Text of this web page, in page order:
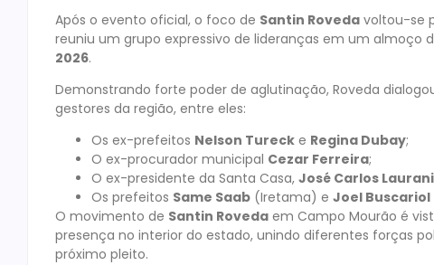
Após o evento oficial, o foco de Santin Roveda voltou-se
reuniu um grupo expressivo de lideranças em um almoço
2026.
Demonstrando forte poder de aglutinação, Roveda
gestores da região, entre eles:
Os ex-prefeitos Nelson Tureck e Regina Dubay;
O ex-procurador municipal Cezar Ferreira;
O ex-presidente da Santa Casa, José Carlos Laurani
Os prefeitos Same Saab (Iretama) e Joel Buscariol
O movimento de Santin Roveda em Campo Mourão é
presença no interior do estado, unindo diferentes forças
próximo pleito.